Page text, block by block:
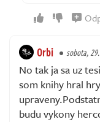
Orbi sobota,
No tak ja sa uz
som knihy hral
budu vykony